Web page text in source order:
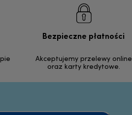
Bezpieczne płatności
Akceptujemy przelewy online
oraz karty kredytowe.